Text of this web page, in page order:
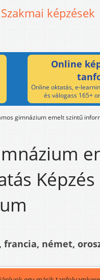
Szakmai képzések
Online
Online oktatás, e-
és válogass 165+
gimnázium emelt szintű
német,